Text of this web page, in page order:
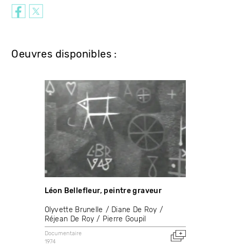
Oeuvres disponibles :
Léon Bellefleur, peintre graveur
Olyvette Brunelle
Diane De Roy
Réjean De Roy
Pierre Goupil
Documentaire
1974